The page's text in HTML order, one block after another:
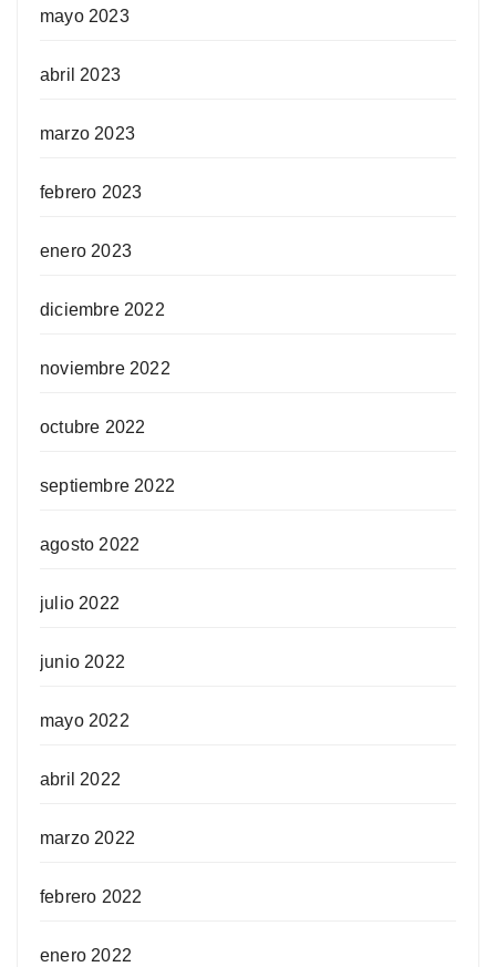
mayo 2023
abril 2023
marzo 2023
febrero 2023
enero 2023
diciembre 2022
noviembre 2022
octubre 2022
septiembre 2022
agosto 2022
julio 2022
junio 2022
mayo 2022
abril 2022
marzo 2022
febrero 2022
enero 2022